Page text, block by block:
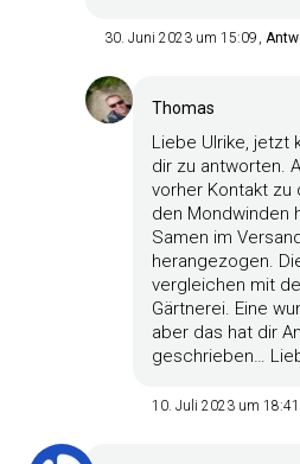
30. Juni 2023 um 15:09
Thomas
Liebe Ulrike, jetzt
dir zu antworten.
vorher Kontakt zu
den Mondwinden
Samen im
herangezogen.
vergleichen mit
Gärtnerei. Eine
aber das hat dir
geschrieben…
10. Juli 2023 um